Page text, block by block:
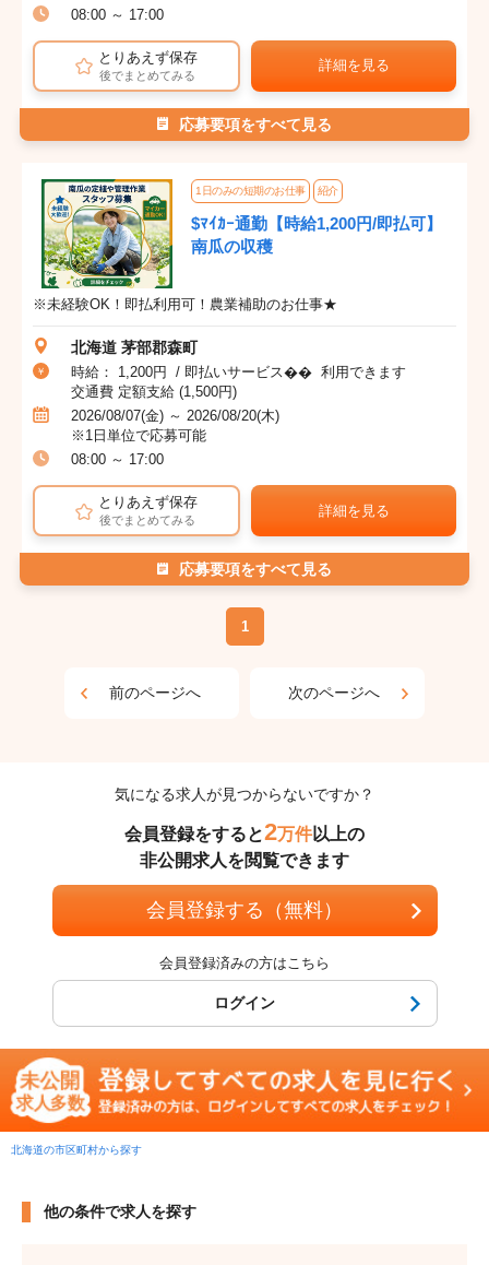
08:00 ～ 17:00
とりあえず保存
後でまとめてみる
詳細を見る
応募要項をすべて見る
1日のみの短期のお仕事 紹介
$ﾏｲｶｰ通勤【時給1,200円/即払可】
南瓜の収穫
※未経験OK！即払利用可！農業補助のお仕事★
北海道 茅部郡森町
時給： 1,200円 / 即払いサービス�� 利用できます
交通費 定額支給 (1,500円)
2026/08/07(金) ～ 2026/08/20(木)
※1日単位で応募可能
08:00 ～ 17:00
とりあえず保存
後でまとめてみる
詳細を見る
応募要項をすべて見る
1
前のページへ 次のページへ
気になる求人が見つからないですか？
会員登録をすると2万件以上の
非公開求人を閲覧できます
会員登録する（無料）
会員登録済みの方はこちら
ログイン
北海道の市区町村から探す
他の条件で求人を探す